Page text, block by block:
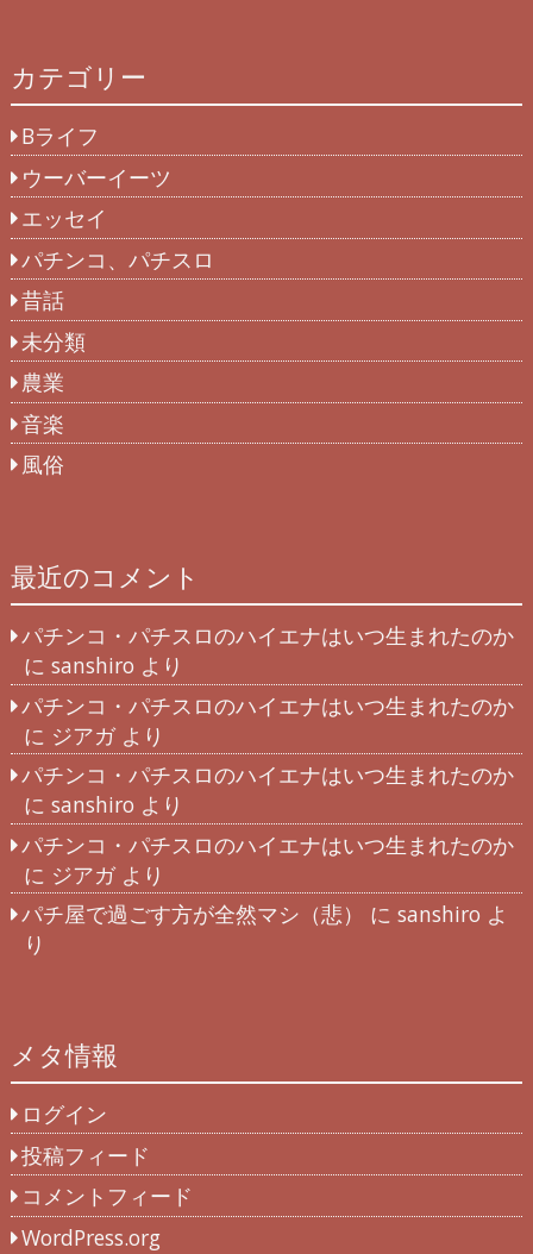
カテゴリー
Bライフ
ウーバーイーツ
エッセイ
パチンコ、パチスロ
昔話
未分類
農業
音楽
風俗
最近のコメント
パチンコ・パチスロのハイエナはいつ生まれたのか
に sanshiro より
パチンコ・パチスロのハイエナはいつ生まれたのか
に ジアガより
パチンコ・パチスロのハイエナはいつ生まれたのか
に sanshiro より
パチンコ・パチスロのハイエナはいつ生まれたのか
に ジアガより
パチ屋で過ごす方が全然マシ（悲）
にsanshiro よ
り
メタ情報
ログイン
投稿フィード
コメントフィード
WordPress.org